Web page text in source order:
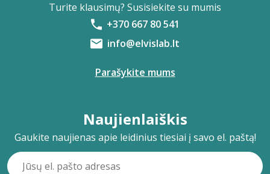
Turite klausimų? Susisiekite su mumis
+370 667 80 541
info@elvislab.lt
Parašykite mums
Naujienlaiškis
Gaukite naujienas apie leidinius tiesiai į savo el. paštą!